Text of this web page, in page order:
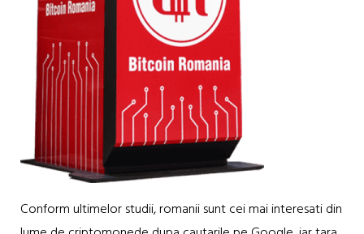
Conform ultimelor studii, romanii sunt cei mai interesati din